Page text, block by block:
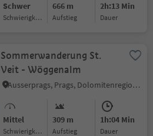
Schwer
Schwierigkeitsgrad
666 m
Aufstieg
2h:13 Min
Dauer
Sommerwanderung St.
Veit - Wöggenalm
Ausserprags, Prags, Dolomitenregion 3 Zinnen
Mittel
Schwierigkeitsgrad
309 m
Aufstieg
1h:04 Min
Dauer